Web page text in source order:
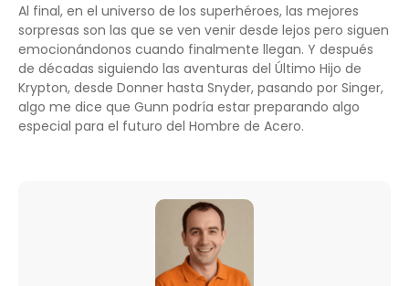
Al final, en el universo de los superhéroes, las mejores
sorpresas son las que se ven venir desde lejos pero siguen
emocionándonos cuando finalmente llegan. Y después
de décadas siguiendo las aventuras del Último Hijo de
Krypton, desde Donner hasta Snyder, pasando por Singer,
algo me dice que Gunn podría estar preparando algo
especial para el futuro del Hombre de Acero.